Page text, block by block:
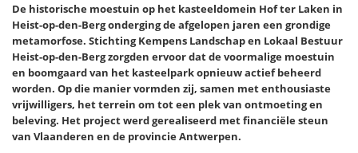
De historische moestuin op het kasteeldomein Hof ter Laken in
Heist-op-den-Berg onderging de afgelopen jaren een grondige
metamorfose. Stichting Kempens Landschap en Lokaal Bestuur
Heist-op-den-Berg zorgden ervoor dat de voormalige moestuin
en boomgaard van het kasteelpark opnieuw actief beheerd
worden. Op die manier vormden zij, samen met enthousiaste
vrijwilligers, het terrein om tot een plek van ontmoeting en
beleving. Het project werd gerealiseerd met financiële steun
van Vlaanderen en de provincie Antwerpen.